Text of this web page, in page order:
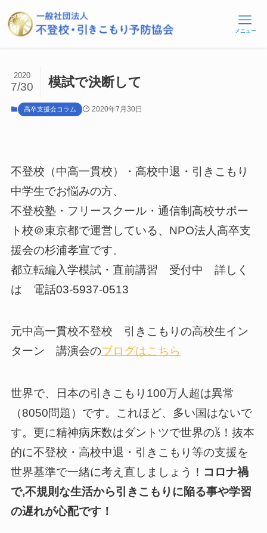
メニュー
模試で決断して
2020
7/30
高卒支援会コラム 2020年7月30日
不登校（中高一貫校）・高校中退・引きこもり
中学生でお悩みの方、
不登校塾・フリースクール・通信制高校サポー
ト校＠東京都で運営している、NPO法人高卒支
援会の杉浦孝宣です。
都立転編入学模試・直前講習 受付中 詳しく
は 電話03-5937-0513
元中高一貫校不登校 引きこもりの高校生イン
ターン 講演会のブログはこちら
世界で、日本の引きこもり100万人超は異常
（8050問題）です。これほど、多い国はないで
す。更に精神病床数はダントツで世界の⅕！抜本
的に不登校・高校中退・引きこもり等の支援を
世界基準で一緒に考え直しましょう！ コロナ禍
で,不規則な生活から引きこもりに陥る事や学習
の遅れが心配です！